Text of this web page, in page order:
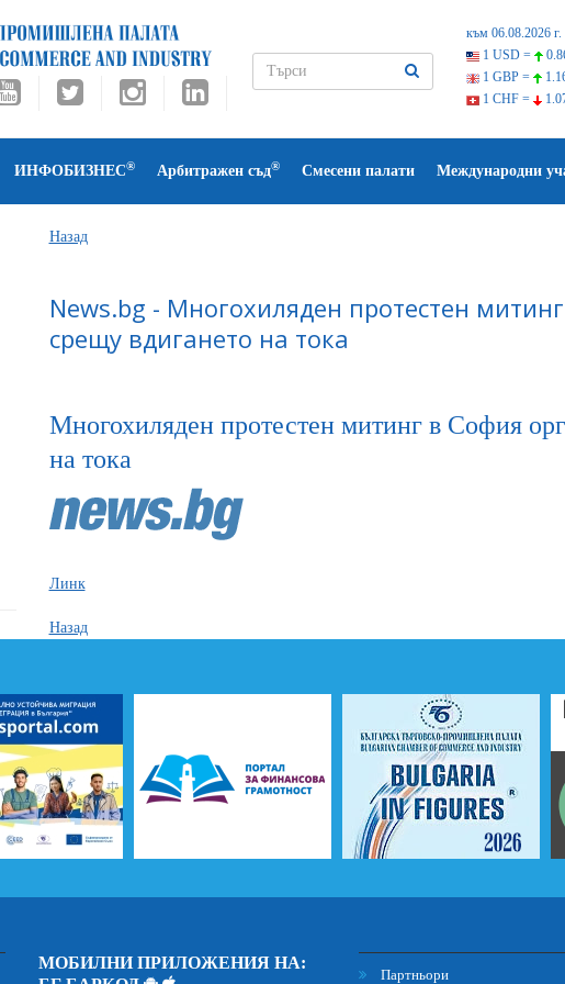
към 06.08.2026 г.
1 USD =
1 GBP =
1 CHF =
ИНФОБИЗНЕС® Арбитражен съд® Смесени палати Международни
Назад
News.bg - Многохиляден протестен
срещу вдигането на тока
Многохиляден протестен митинг в София
на тока
Линк
Назад
МОБИЛНИ ПРИЛОЖЕНИЯ НА:
Партньори